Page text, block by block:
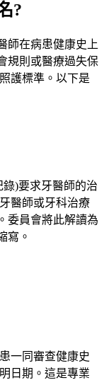
?
師在病患健康史上
規則或醫療過失保
護標準。以下是
錄)要求牙醫師的治
醫師或牙科治療
委員會將此解讀為
寫。
一同審查健康史
日期。這是專業